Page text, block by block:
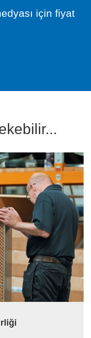
için fiyat